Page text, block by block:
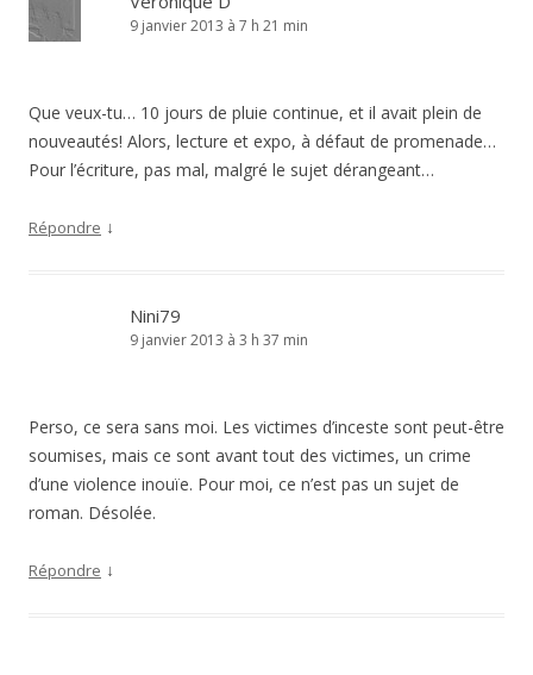
9 janvier 2013 à 7 h 21 min
Que veux-tu… 10 jours de pluie continue, et il avait plein de
nouveautés! Alors, lecture et expo, à défaut de promenade…
Pour l’écriture, pas mal, malgré le sujet dérangeant…
Répondre ↓
Nini79
9 janvier 2013 à 3 h 37 min
Perso, ce sera sans moi. Les victimes d’inceste sont peut-être
soumises, mais ce sont avant tout des victimes, un crime
d’une violence inouïe. Pour moi, ce n’est pas un sujet de
roman. Désolée.
Répondre ↓